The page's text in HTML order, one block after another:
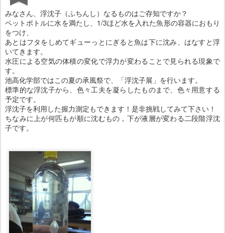
みなさん、浮沈子（ふちんし）なるものはご存知ですか？
ペットボトルに水を満たし、1/3ほど水を入れた魚形の容器におもり
をつけ、
あとはフタをしめてギューっとにぎると魚は下に沈み、はなすと浮
いてきます。
水圧による空気の体積の変化で浮力が変わることで見られる現象で
す。
池高化学部ではこの夏の承風祭で、「浮沈子展」を行います。
標準的な浮沈子から、色々工夫を凝らしたものまで、色々用意する
予定です。
浮沈子を利用した握力測定もできます！是非挑戦してみて下さい！
ちなみに上が何匹もが順に沈むもの，下が液層が変わる二段階浮沈
子です。